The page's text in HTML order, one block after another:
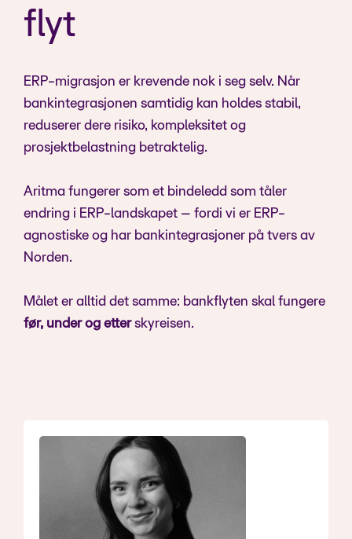
flyt
ERP-migrasjon er krevende nok i seg selv. Når
bankintegrasjonen samtidig kan holdes stabil,
reduserer dere risiko, kompleksitet og
prosjektbelastning betraktelig.
Aritma fungerer som et bindeledd som tåler
endring i ERP-landskapet – fordi vi er ERP-
agnostiske og har bankintegrasjoner på tvers av
Norden.
Målet er alltid det samme: bankflyten skal fungere
før, under og etterskyreisen.